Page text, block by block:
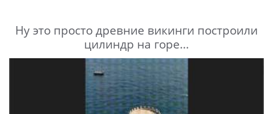
Ну это просто древние викинги построили
цилиндр на горе...